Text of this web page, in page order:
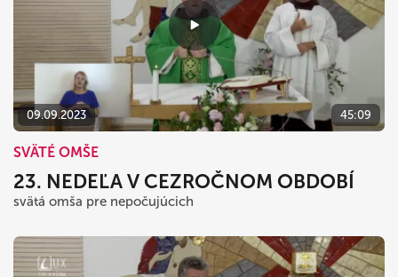
09.09.2023 45:09
SVÄTÉ OMŠE
23. NEDEĽA V CEZROČNOM OBDOBÍ
svätá omša pre nepočujúcich